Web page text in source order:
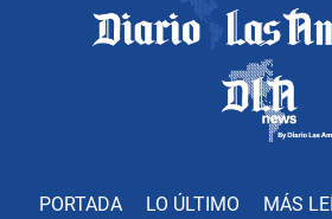
PORTADA LO ÚLTIMO MÁS